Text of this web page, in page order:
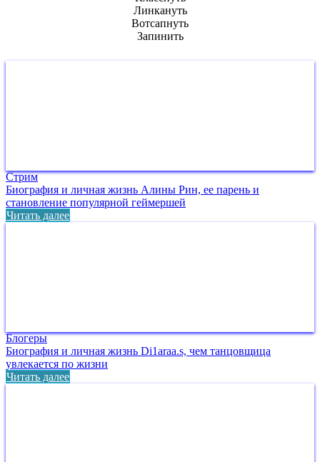
Линкануть
Вотсапнуть
Запинить
Стрим
Биография и личная жизнь Алины Рин, ее парень и
становление популярной геймершей
Читать далее
Блогеры
Биография и личная жизнь Di1araa.s, чем танцовщица
увлекается по жизни
Читать далее